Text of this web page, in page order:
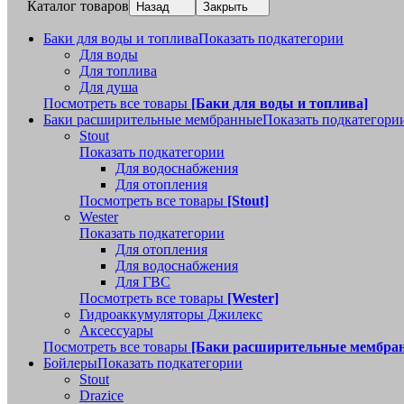
Каталог товаров Назад Закрыть
Баки для воды и топливаПоказать подкатегории
Для воды
Для топлива
Для душа
Посмотреть все товары [Баки для воды и топлива]
Баки расширительные мембранныеПоказать
Stout
Показать подкатегории
Для водоснабжения
Для отопления
Посмотреть все товары [Stout]
Wester
Показать подкатегории
Для отопления
Для водоснабжения
Для ГВС
Посмотреть все товары [Wester]
Гидроаккумуляторы Джилекс
Аксессуары
Посмотреть все товары [Баки расширительные
БойлерыПоказать подкатегории
Stout
Drazice